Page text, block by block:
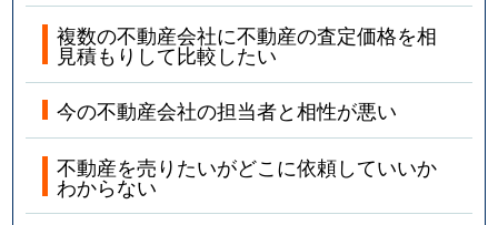
複数の不動産会社に不動産の査定価格を相
見積もりして比較したい
今の不動産会社の担当者と相性が悪い
不動産を売りたいがどこに依頼していいか
わからない